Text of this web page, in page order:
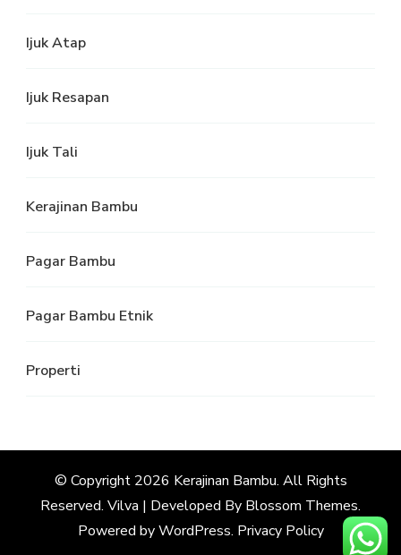
Ijuk Atap
Ijuk Resapan
Ijuk Tali
Kerajinan Bambu
Pagar Bambu
Pagar Bambu Etnik
Properti
© Copyright 2026 Kerajinan Bambu. All Rights
Reserved. Vilva | Developed By Blossom Themes.
Powered byWordPress. Privacy Policy